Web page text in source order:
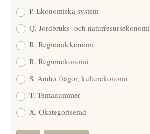
P. Ekonomiska system
Q. Jordbruks- och naturresursekonomi
R. Regionalekonomi
R. Regionekonomi
S. Andra frågor, kulturekonomi
T. Temanummer
X. Okategoriserad